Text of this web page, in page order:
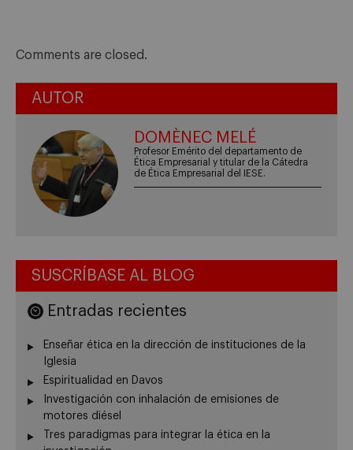
Comments are closed.
AUTOR
DOMÈNEC MELÉ
Profesor Emérito del departamento de
Ética Empresarial y titular de la Cátedra
de Ética Empresarial del IESE.
SUSCRÍBASE AL BLOG
Entradas recientes
Enseñar ética en la dirección de instituciones de la
Iglesia
Espiritualidad en Davos
Investigación con inhalación de emisiones de
motores diésel
Tres paradigmas para integrar la ética en la